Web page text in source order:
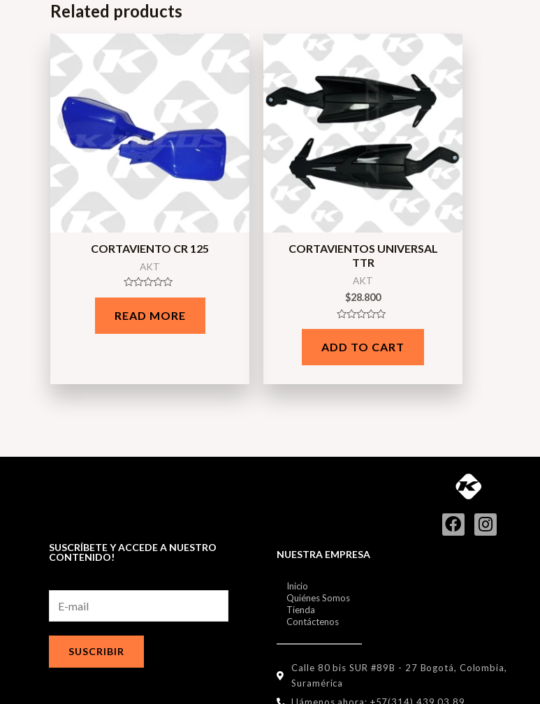
Related products
CORTAVIENTO CR 125
AKT
Rated
out
5
READ MORE
CORTAVIENTOS UNIVERSAL
TTR
AKT
$28.800
Rated
out
5
ADD TO CART
SUSCRÍBETE Y ACCEDE A NUESTRO
CONTENIDO!
SUSCRIBIR
NUESTRA EMPRESA
Inicio
Quiénes Somos
Tienda
Contáctenos
Calle 80 bis SUR #89B - 27 Bogotá, Colombia,
Suramérica